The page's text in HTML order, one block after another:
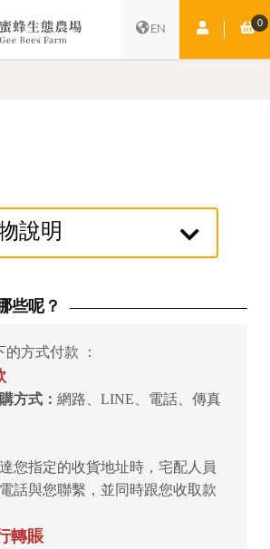
EN 會員中心0
購
說明
些呢？
方式付款 ：
方式： 網路、LINE、電話、傳真
您指定的收貨地址時，宅配人員
話與您聯繫，並同時跟您收取款
轉賬